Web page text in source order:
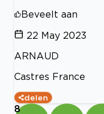
Beveelt aan
22 May 2023
ARNAUD
Castres France
delen
8